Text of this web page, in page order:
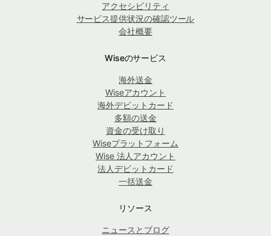
アクセシビリティ
サービス提供状況の確認ツール
会社概要
Wiseのサービス
海外送金
Wiseアカウント
海外デビットカード
多額の送金
資金の受け取り
Wiseプラットフォーム
Wise 法人アカウント
法人デビットカード
一括送金
リソース
ニュースとブログ